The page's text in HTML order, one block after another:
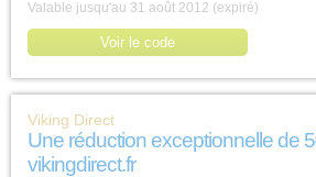
Valable jusqu'au 31 août 2012 (expiré)
Voir le code
Viking Direct
Une réduction exceptionnelle de
vikingdirect.fr